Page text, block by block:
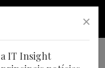
×
a IT Insight